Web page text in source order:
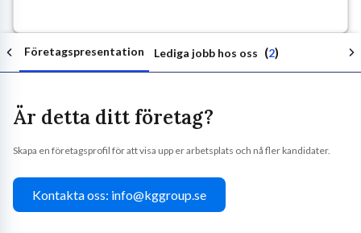
Företagspresentation Lediga jobb hos oss (2)
Är detta ditt företag?
Skapa en företagsprofil för att visa upp er arbetsplats och nå fler kandidater.
Kontakta oss: info@kggroup.se